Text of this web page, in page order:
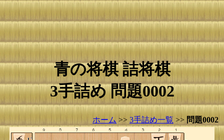
青の将棋 詰将棋
3手詰め 問題0002
ホーム >> 3手詰め一覧 >> 問題0002